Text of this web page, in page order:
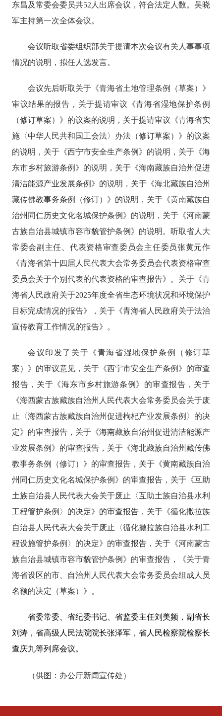
东昌及常委会委员共52人出席会议，符合法定人数。吴晓
军主持第一次全体会议。
会议听取省委组织部关于提请本次会议有关人事事项
情况的说明，拟任人选发言。
会议先后听取关于《青海省土地管理条例（草案）》
审议结果的报告，关于提请审议《青海省湿地保护条例
（修订草案）》的议案的说明，关于提请审议《青海省实
施〈中华人民共和国工会法〉办法（修订草案）》的议案
的说明，关于《西宁市安全生产条例》的说明，关于《海
东市乡村旅游条例》的说明，关于《海南藏族自治州促进
清洁能源产业发展条例》的说明，关于《海北藏族自治州
藏传佛教事务条例（修订）》的说明，关于《黄南藏族自
治州同仁历史文化名城保护条例》的说明，关于《河南蒙
古族自治县城镇市容市貌管护条例》的说明。听取省人大
常委会副主任、代表资格审查委员会主任委员张黄元作
《青海省第十四届人民代表大会常务委员会代表资格审查
委员会关于个别代表的代表资格的审查报告》。关于《青
海省人民政府关于2025年度全省生态环境状况和环境保护
目标完成情况的报告》，关于《青海省人民政府关于法治
宣传教育工作情况的报告》。
会议印发了关于《青海省湿地保护条例（修订草
案）》的审议意见，关于《西宁市安全生产条例》的审查
报告，关于《海东市乡村旅游条例》的审查报告，关于
《海西蒙古族藏族自治州人民代表大会常务委员会关于废
止〈海西蒙古族藏族自治州促进枸杞产业发展条例〉的决
定》 的审查报告 ，关于《海南藏族自治州促进清洁能源产
业发展条例》的审查报告，关于《海北藏族自治州藏传佛
教事务条例（修订）》的审查报告，关于《黄南藏族自治
州同仁历史文化名城保护条例》的审查报告，关于《互助
土族自治县人民代表大会关于废止〈互助土族自治县水利
工程管护条例〉的决定》 的审查报告 ，关于《循化撒拉族
自治县人民代表大会关于废止〈循化撒拉族自治县水利工
程设施管护条例〉的决定》的审查报告，关于《河南蒙古
族自治县城镇市容市貌管护条例》的审查报告，《关于青
海省设区的市、自治州人民代表大会常务委员会组成人员
名额的决定（草案）》。
省委常委、省纪委书记、省监委主任刘美频，副省长
刘涛，省高级人民法院院长张泽军，省人民检察院检察长
查庆九等列席会议。
（供图：办公厅新闻宣传处）